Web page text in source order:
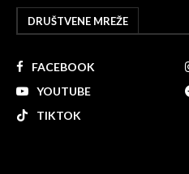
DRUŠTVENE MREŽE
FACEBOOK
YOUTUBE
TIKTOK